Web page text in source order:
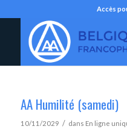
Accès
AA Humilité (samedi)
10/11/2029 / dans En ligne